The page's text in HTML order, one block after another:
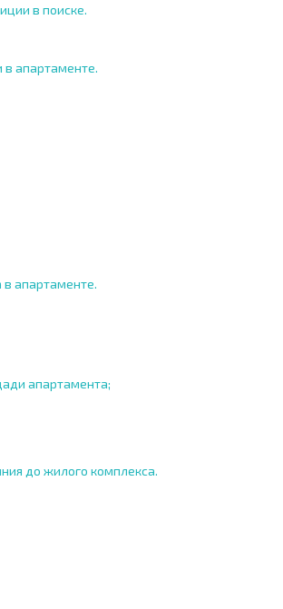
в поиске.
в апартаменте.
апартаменте.
апартамента;
до жилого комплекса.